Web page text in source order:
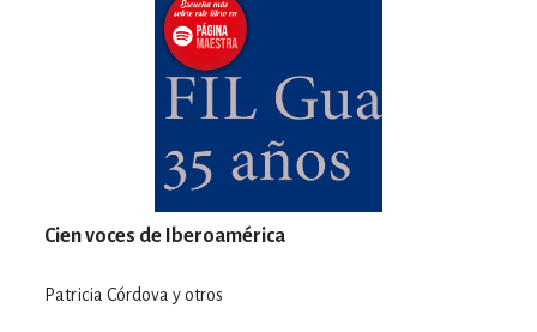
Cien voces de Iberoamérica
Patricia Córdova y otros